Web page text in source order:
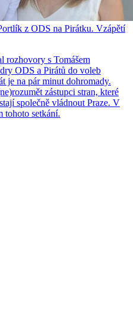
z ODS na Pirátku. Vzápětí
rozhovory s Tomášem
ODS a Pirátů do voleb
je na pár minut dohromady.
zástupci stran, které
společně vládnout Praze. V
tohoto setkání.